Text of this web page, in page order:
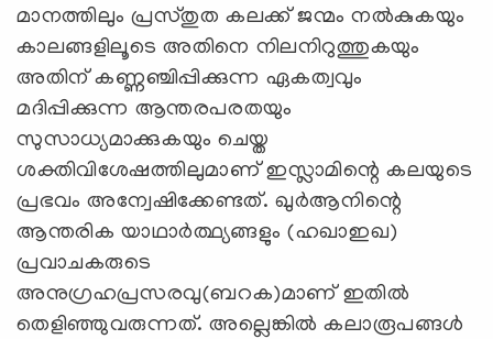
മാനത്തിലും പ്രസ്തുത കലക്ക്‌ ജന്മം നല്‍കുകയും
കാലങ്ങളിലൂടെ അതിനെ നിലനിറുത്തുകയും
അതിന്‌ കണ്ണഞ്ചിപ്പിക്കുന്ന ഏകത്വവും
മദിപ്പിക്കുന്ന ആന്തരപരതയും
സുസാധ്യമാക്കുകയും ചെയ്ത
ശക്തിവിശേഷത്തിലുമാണ്‌ ഇസ്ലാമിന്റെ കലയുടെ
പ്രഭവം അന്വേഷിക്കേണ്ടത്‌. ഖുര്‍ആനിന്റെ
ആന്തരിക യാഥാര്‍ത്ഥ്യങ്ങളും (ഹഖാഇഖ)
പ്രവാചകരുടെ
അനുഗ്രഹപ്രസരവു(ബറക‍)മാണ്‌ ഇതില്‍
തെളിഞ്ഞുവരുന്നത്‌. അല്ലെങ്കില്‍ കലാരൂപങ്ങള്‍